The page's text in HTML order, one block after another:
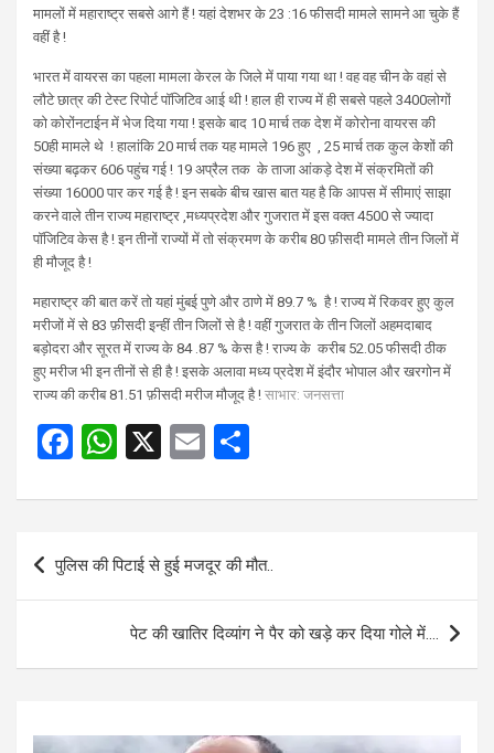
मामलों में महाराष्ट्र सबसे आगे हैं ! यहां देशभर के 23 :16 फीसदी मामले सामने आ चुके हैं
वहीं है !
भारत में वायरस का पहला मामला केरल के जिले में पाया गया था ! वह वह चीन के वहां से
लौटे छात्र की टेस्ट रिपोर्ट पॉजिटिव आई थी ! हाल ही राज्य में ही सबसे पहले 3400लोगों
को कोरोंनटाईन में भेज दिया गया ! इसके बाद 10 मार्च तक देश में कोरोना वायरस की
50ही मामले थे ! हालांकि 20 मार्च तक यह मामले 196 हुए , 25 मार्च तक कुल केशों की
संख्या बढ़कर 606 पहुंच गई ! 19 अप्रैल तक के ताजा आंकड़े देश में संक्रमितों की
संख्या 16000 पार कर गई है ! इन सबके बीच खास बात यह है कि आपस में सीमाएं साझा
करने वाले तीन राज्य महाराष्ट्र ,मध्यप्रदेश और गुजरात में इस वक्त 4500 से ज्यादा
पॉजिटिव केस है ! इन तीनों राज्यों में तो संक्रमण के करीब 80 फ़ीसदी मामले तीन जिलों में
ही मौजूद है !
महाराष्ट्र की बात करें तो यहां मुंबई पुणे और ठाणे में 89.7 % है ! राज्य में रिकवर हुए कुल
मरीजों में से 83 फ़ीसदी इन्हीं तीन जिलों से है ! वहीं गुजरात के तीन जिलों अहमदाबाद
बड़ोदरा और सूरत में राज्य के 84 .87 % केस है ! राज्य के करीब 52.05 फीसदी ठीक
हुए मरीज भी इन तीनों से ही है ! इसके अलावा मध्य प्रदेश में इंदौर भोपाल और खरगोन में
राज्य की करीब 81.51 फ़ीसदी मरीज मौजूद है ! साभार: जनसत्ता
F
ce
o
W
at
s
A
p
X
E
ail ar
e
Post
navigation
पुलिस की पिटाई से हुई मजदूर की मौत..
पेट की खातिर दिव्यांग ने पैर को खड़े कर दिया गोले में….